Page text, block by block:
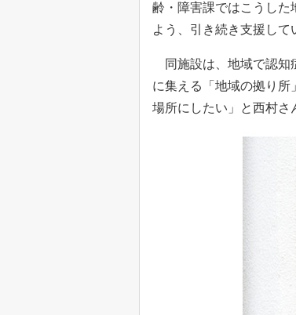
齢・障害課ではこうした
よう、引き続き支援して
同施設は、地域で認知
に集える「地域の拠り所
場所にしたい」と西村さ